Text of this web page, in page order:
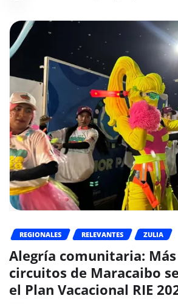
REGIONALES RELEVANTES ZULIA
Alegría comunitaria: Más
circuitos de Maracaibo
el Plan Vacacional RIE